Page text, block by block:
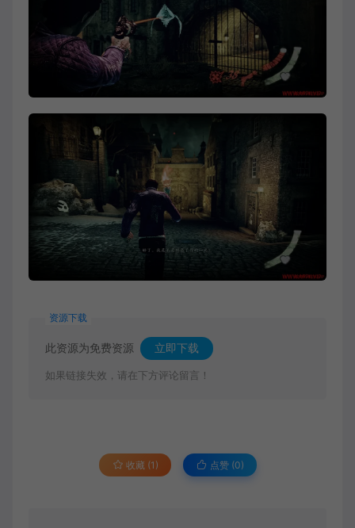
资源下载
此资源为免费资源 立即下载
如果链接失效，请在下方评论留言！
收藏 (1) 点赞 (0)